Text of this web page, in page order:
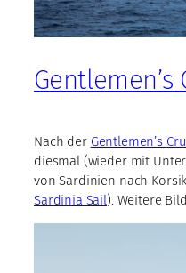
Gentlemen’s
Nach der Gentlemen’s
diesmal (wieder mit
von Sardinien nach
Sardinia Sail). Weitere